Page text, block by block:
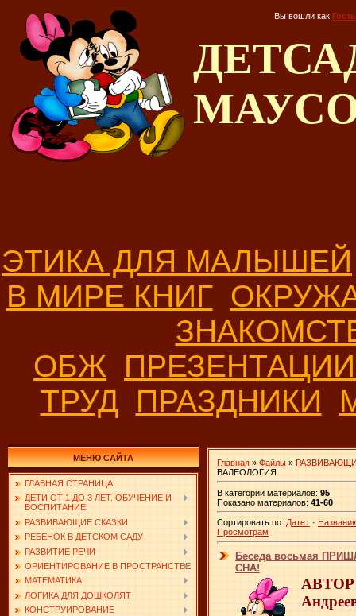
Вы вошли как Гость
ЭТИКА ДЛЯ МАЛЫШЕЙ
В МИРЕ КНИГ
ОБЖ
ТРУД ПРАЗДНИКИ
МЕНЮ САЙТА
ГЛАВНАЯ СТРАНИЦА
ДЕТИ ОТ 1 ДО 3 ЛЕТ. ОБУЧЕНИЕ И
ВОСПИТАНИЕ
РАЗВИВАЮЩИЕ СКАЗКИ
РЕБЕНОК В ДЕТСКОМ САДУ
РАЗВИТИЕ РЕЧИ
ОРИЕНТИРОВАНИЕ В ПРОСТРАНСТВЕ
МАТЕМАТИКА
ЛОГИКА ДЛЯ ДОШКОЛЯТ
КОНСТРУИРОВАНИЕ
Главная » Файлы »
ВАЛЕОЛОГИЯ
В категории материалов: 95
Показано материалов: 41-60
Сортировать по: Дате ·
Просмотрам
Беседа восьмая
СНА!